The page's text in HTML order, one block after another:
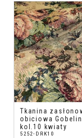
Tkanina
obiciowa Gobelin
kol.10 kwiaty
5252-DRK10